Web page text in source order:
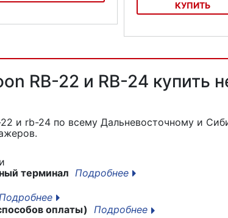
КУПИТЬ
RB-22 и RB-24 купить
и rb-24 по всему Дальневосточному и
терминал Подробнее
оплаты) Подробнее